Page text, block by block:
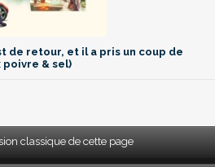
de retour, et il a pris un coup de
poivre & sel)
classique de cette page